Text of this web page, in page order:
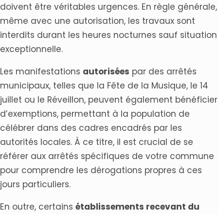
doivent être véritables urgences. En règle générale,
même avec une autorisation, les travaux sont
interdits durant les heures nocturnes sauf situation
exceptionnelle.
Les manifestations autorisées par des arrêtés
municipaux, telles que la Fête de la Musique, le 14
juillet ou le Réveillon, peuvent également bénéficier
d’exemptions, permettant à la population de
célébrer dans des cadres encadrés par les
autorités locales. À ce titre, il est crucial de se
référer aux arrêtés spécifiques de votre commune
pour comprendre les dérogations propres à ces
jours particuliers.
En outre, certains établissements recevant du